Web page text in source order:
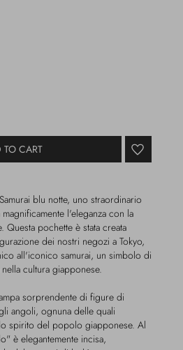
TO CART
blu notte, uno straordinario
l'eleganza con la
pochette è stata creata
dei nostri negozi a Tokyo,
all'iconico samurai, un simbolo di
cultura giapponese.
sorprendente di figure di
angoli, ognuna delle quali
spirito del popolo giapponese. Al
è elegantemente incisa,